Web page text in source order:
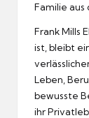
Familie
Frank Mills
ist, bleibt
Leben,
bewusste
ihr